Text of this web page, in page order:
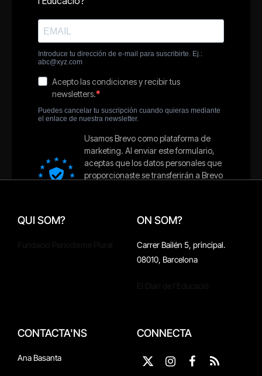
QUI SOM? ON SOM?
Carrer Bailén 5, principal.
08010, Barcelona
CONTACTA'NS
Ana Basanta
CONNECTA
X
InstagramFacebook
RSS